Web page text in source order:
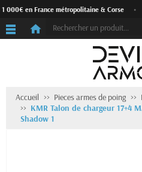
000€ en France métropolitaine & Corse
Accueil Pieces armes de poing
KMR Talon de chargeur 17+4
Shadow 1